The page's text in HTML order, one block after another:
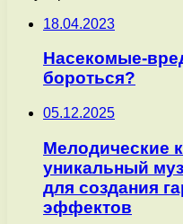
18.04.2023
Насекомые-
бороться?
05.12.2025
Мелодические
уникальный
для создания
эффектов